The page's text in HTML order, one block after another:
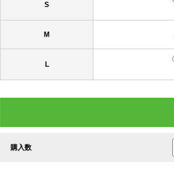
S
M
L
購入数